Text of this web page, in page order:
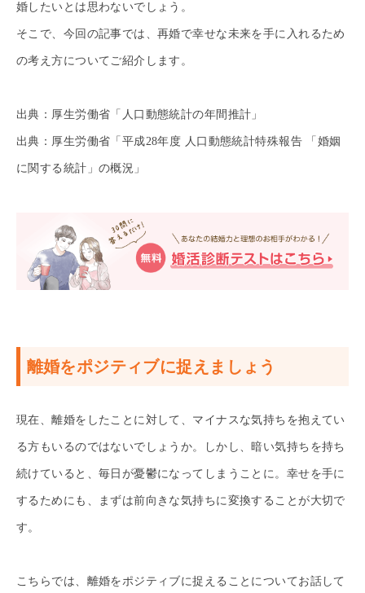
婚したいとは思わないでしょう。
そこで、今回の記事では、再婚で幸せな未来を手に入れるため
の考え方についてご紹介します。
出典：厚生労働省「人口動態統計の年間推計」
出典：厚生労働省「平成28年度 人口動態統計特殊報告 「婚姻
に関する統計」の概況」
離婚をポジティブに捉えましょう
現在、離婚をしたことに対して、マイナスな気持ちを抱えてい
る方もいるのではないでしょうか。しかし、暗い気持ちを持ち
続けていると、毎日が憂鬱になってしまうことに。幸せを手に
するためにも、まずは前向きな気持ちに変換することが大切で
す。
こちらでは、離婚をポジティブに捉えることについてお話して